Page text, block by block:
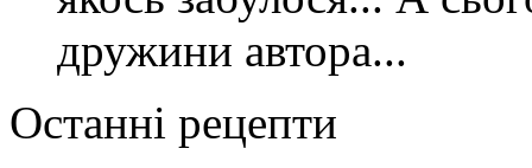
дружини автора...
Останні рецепти